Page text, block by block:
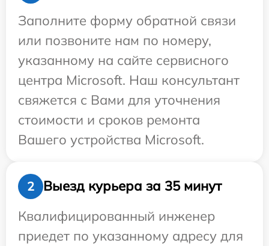
Заполните форму обратной связи
или позвоните нам по номеру,
указанному на сайте сервисного
центра Microsoft. Наш консультант
свяжется с Вами для уточнения
стоимости и сроков ремонта
Вашего устройства Microsoft.
2
Выезд курьера за 35 минут
Квалифицированный инженер
приедет по указанному адресу для